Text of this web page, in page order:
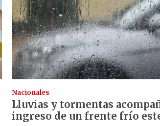
Nacionales
Lluvias y tormentas
ingreso de un frente frío